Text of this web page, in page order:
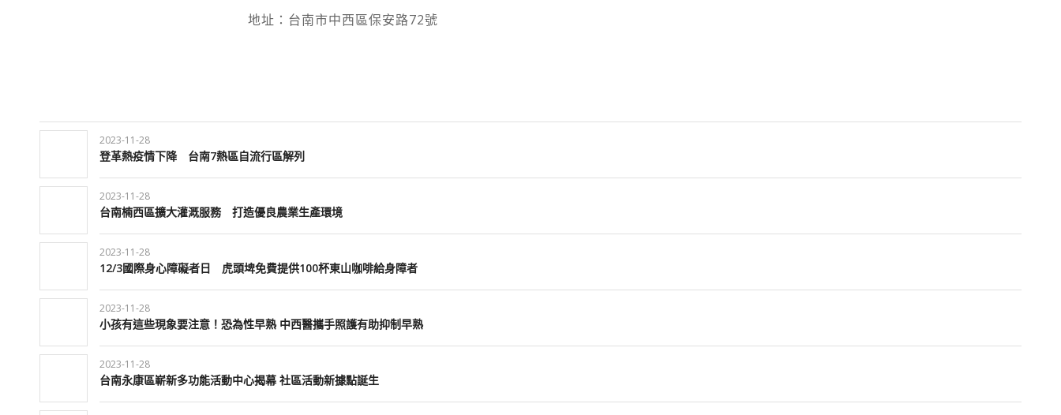
地址：台南市中西區保安路72號
2023-11-28
登革熱疫情下降 台南7熱區自流行區解列
2023-11-28
台南楠西區擴大灌溉服務 打造優良農業生產環境
2023-11-28
12/3國際身心障礙者日 虎頭埤免費提供100杯東山咖啡給身障者
2023-11-28
小孩有這些現象要注意！恐為性早熟 中西醫攜手照護有助抑制早熟
2023-11-28
台南永康區嶄新多功能活動中心揭幕 社區活動新據點誕生